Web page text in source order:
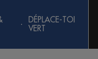
DÉPLACE-TOI
VERT